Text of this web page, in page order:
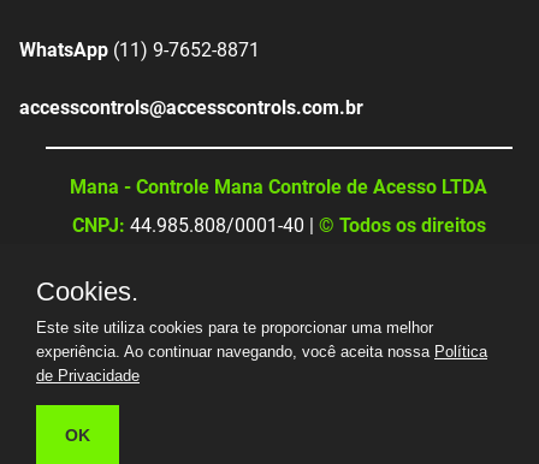
WhatsApp (11) 9-7652-8871
accesscontrols@accesscontrols.com.br
Mana - Controle Mana Controle de Acesso LTDA
CNPJ: 44.985.808/0001-40 | © Todos os direitos
Cookies.
Este site utiliza cookies para te proporcionar uma melhor
experiência. Ao continuar navegando, você aceita nossa Política
de Privacidade
OK